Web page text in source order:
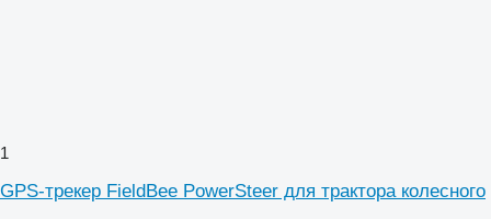
1
GPS-трекер FieldBee PowerSteer для трактора колесного